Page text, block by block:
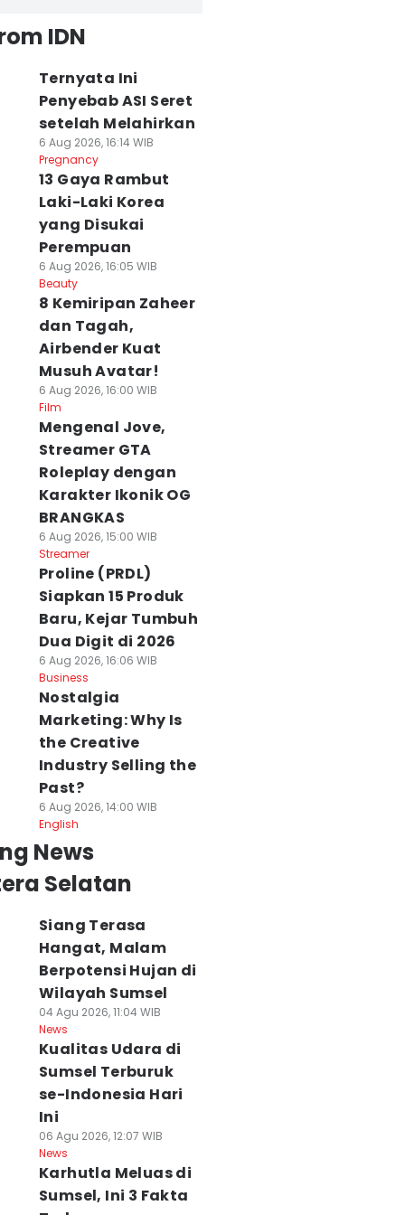
IDN
Ternyata Ini
Penyebab ASI Seret
setelah Melahirkan
6 Aug 2026, 16:14 WIB
Pregnancy
13 Gaya Rambut
Laki-Laki Korea
yang Disukai
Perempuan
6 Aug 2026, 16:05 WIB
Beauty
8 Kemiripan Zaheer
dan Tagah,
Airbender Kuat
Musuh Avatar!
6 Aug 2026, 16:00 WIB
Film
Mengenal Jove,
Streamer GTA
Roleplay dengan
Karakter Ikonik OG
BRANGKAS
6 Aug 2026, 15:00 WIB
Streamer
Proline (PRDL)
Siapkan 15 Produk
Baru, Kejar Tumbuh
Dua Digit di 2026
6 Aug 2026, 16:06 WIB
Business
Nostalgia
Marketing: Why Is
the Creative
Industry Selling the
Past?
6 Aug 2026, 14:00 WIB
English
News
Selatan
Siang Terasa
Hangat, Malam
Berpotensi Hujan di
Wilayah Sumsel
04 Agu 2026, 11:04 WIB
News
Kualitas Udara di
Sumsel Terburuk
se-Indonesia Hari
Ini
06 Agu 2026, 12:07 WIB
News
Karhutla Meluas di
Sumsel, Ini 3 Fakta